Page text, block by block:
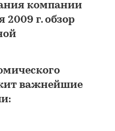
компании
2009 г. обзор
важнейшие